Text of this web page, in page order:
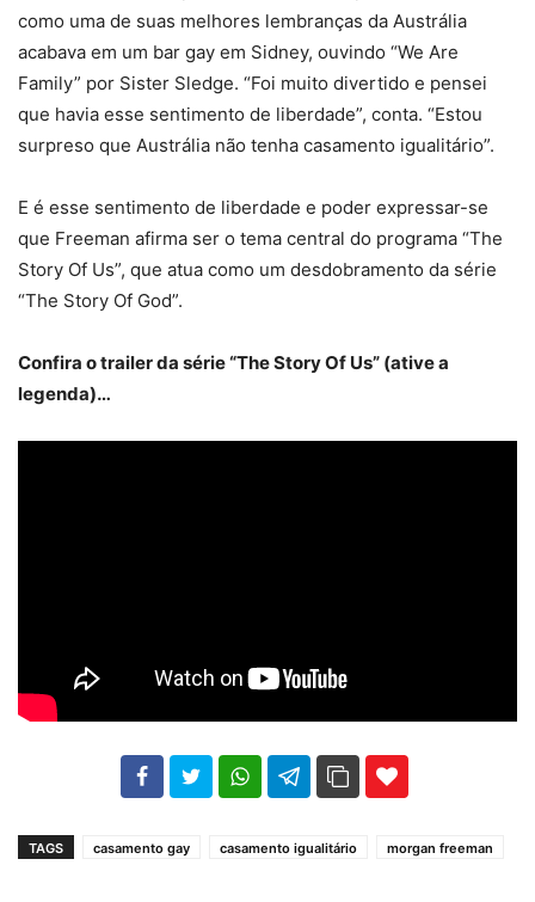
como uma de suas melhores lembranças da Austrália
acabava em um bar gay em Sidney, ouvindo “We Are
Family” por Sister Sledge. “Foi muito divertido e pensei
que havia esse sentimento de liberdade”, conta. “Estou
surpreso que Austrália não tenha casamento igualitário”.
E é esse sentimento de liberdade e poder expressar-se
que Freeman afirma ser o tema central do programa “The
Story Of Us”, que atua como um desdobramento da série
“The Story Of God”.
Confira o trailer da série “The Story Of Us” (ative a
legenda)…
102 35
TAGS casamento gay casamento igualitário morgan freeman